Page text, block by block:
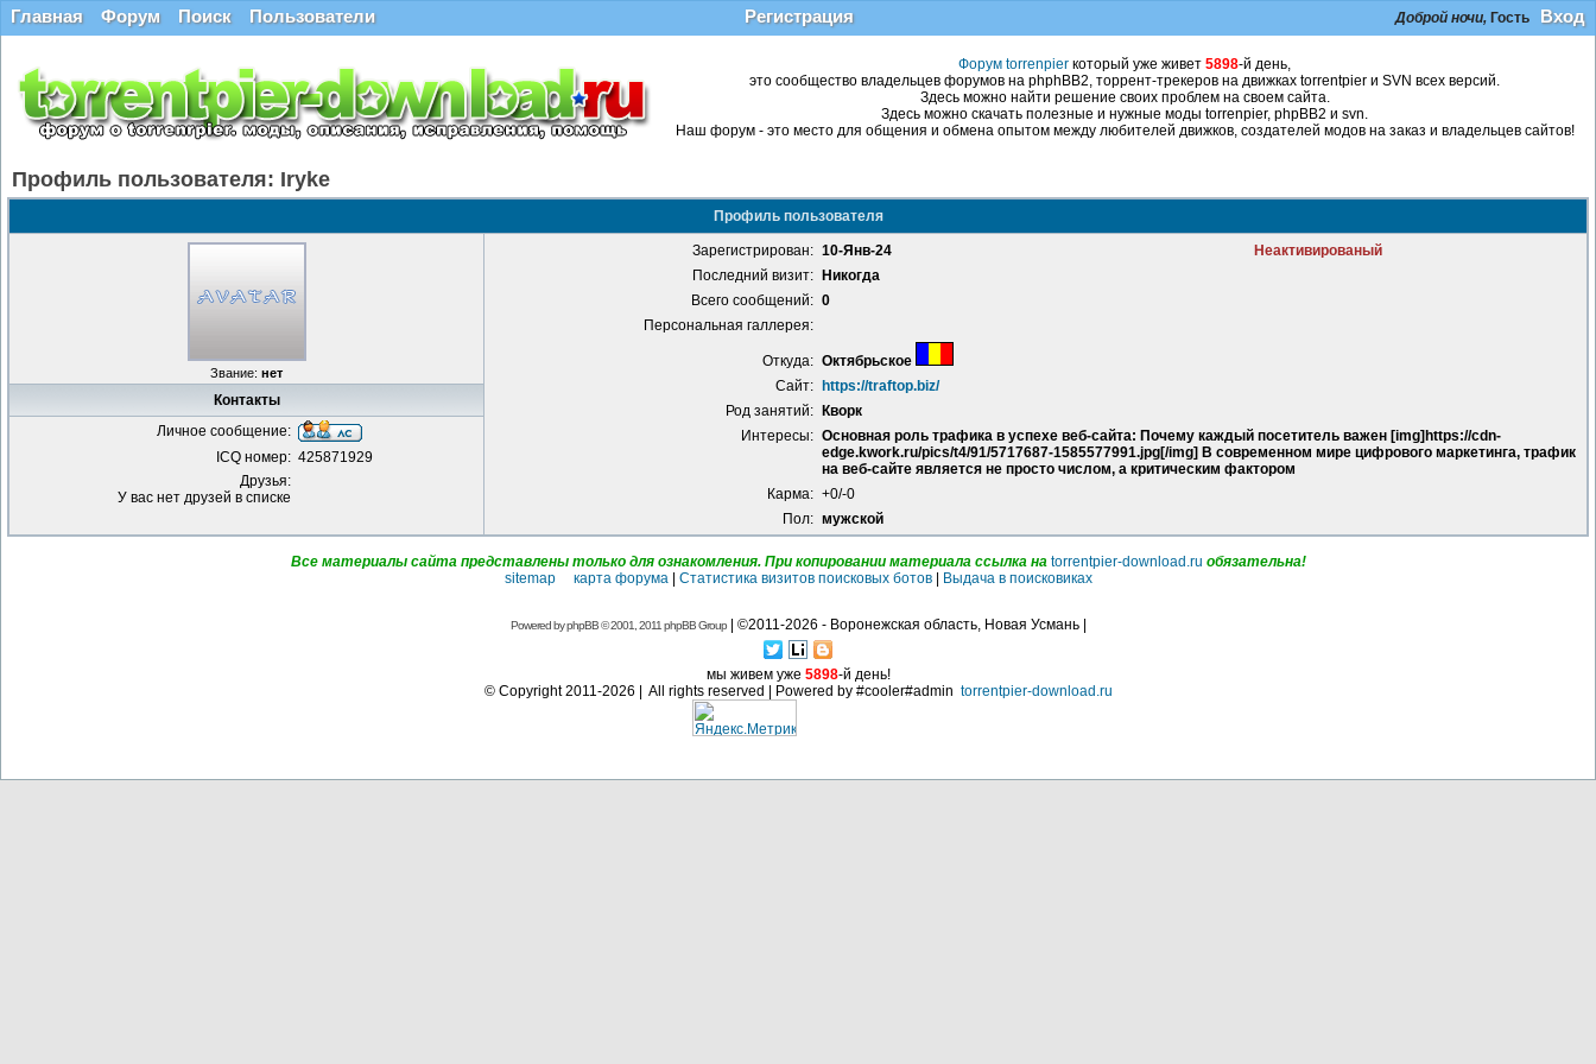
Главная Форум Поиск Пользователи Регистрация Доброй ночи, Гость Вход
Форум torrenpier который уже живет 5898-й день,
это сообщество владельцев форумов на phphBB2, торрент-трекеров на движках torrentpier и SVN всех версий.
Здесь можно найти решение своих проблем на своем сайта.
Здесь можно скачать полезные и нужные моды torrenpier, phpBB2 и svn.
Наш форум - это место для общения и обмена опытом между любителей движков, создателей модов на заказ и владельцев сайтов!
Профиль пользователя: Iryke
Профиль пользователя
Звание: нет
Контакты
Личное сообщение:
ICQ номер: 425871929
Друзья:
У вас нет друзей в списке
Зарегистрирован: 10-Янв-24
Неактивированый
Последний визит:
Никогда
Всего сообщений: 0
Персональная галлерея:
Откуда: Октябрьское
Сайт:
https://traftop.biz/
Род занятий:
Кворк
Интересы: Основная роль трафика в успехе веб-сайта: Почему каждый посетитель важен [img]https://cdn-
edge.kwork.ru/pics/t4/91/5717687-1585577991.jpg[/img] В современном мире цифрового маркетинга, трафик
на веб-сайте является не просто числом, а критическим фактором
Карма: +0/-0
Пол: мужской
Все материалы сайта представлены только для ознакомления. При копировании материала ссылка на torrentpier-download.ru обязательна!
sitemap карта форума| Статистика визитов поисковых ботов| Выдача в поисковиках
Powered byphpBB© 2001, 2011 phpBB Group| ©2011-2026 - Воронежская область, Новая Усмань |
мы живем уже 5898-й день!
© Copyright 2011-2026 | All rights reserved | Powered by #cooler#admin torrentpier-download.ru